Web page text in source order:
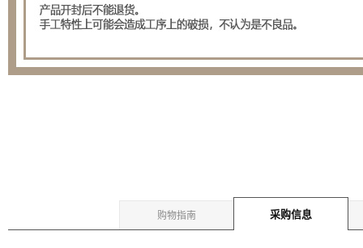
购物指南 采购信息